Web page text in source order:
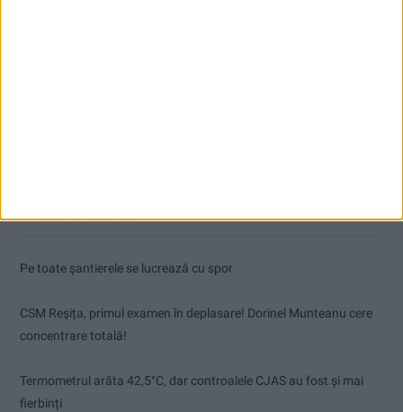
Articole recente
Pe toate șantierele se lucrează cu spor
CSM Reșița, primul examen în deplasare! Dorinel Munteanu cere
concentrare totală!
Termometrul arăta 42,5°C, dar controalele CJAS au fost și mai
fierbinți